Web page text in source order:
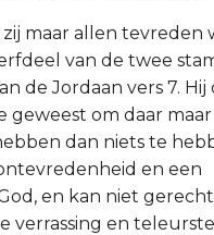
zij maar allen tevreden
van de twee
de Jordaan vers 7.
geweest om daar
dan niets te
en een
en kan niet
verrassing en